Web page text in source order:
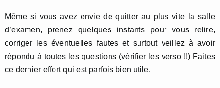
Même si vous avez envie de quitter au plus vite la salle
d’examen, prenez quelques instants pour vous relire,
corriger les éventuelles fautes et surtout veillez à avoir
répondu à toutes les questions (vérifier les verso !!) Faites
ce dernier effort qui est parfois bien utile.